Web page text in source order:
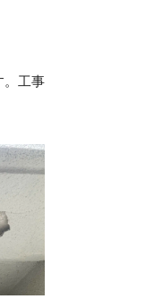
。工事